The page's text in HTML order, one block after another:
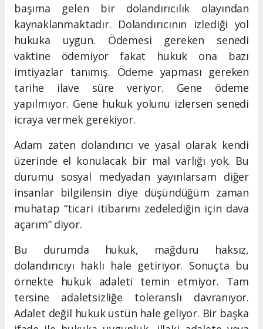
başıma gelen bir dolandırıcılık olayından
kaynaklanmaktadır. Dolandırıcının izlediği yol
hukuka uygun. Ödemesi gereken senedi
vaktine ödemiyor fakat hukuk ona bazı
imtiyazlar tanımış. Ödeme yapması gereken
tarihe ilave süre veriyor. Gene ödeme
yapılmıyor. Gene hukuk yolunu izlersen senedi
icraya vermek gerekiyor.
Adam zaten dolandırıcı ve yasal olarak kendi
üzerinde el konulacak bir mal varlığı yok. Bu
durumu sosyal medyadan yayınlarsam diğer
insanlar bilgilensin diye düşündüğüm zaman
muhatap “ticari itibarımı zedelediğin için dava
açarım” diyor.
Bu durumda hukuk, mağduru haksız,
dolandırıcıyı haklı hale getiriyor. Sonuçta bu
örnekte hukuk adaleti temin etmiyor. Tam
tersine adaletsizliğe toleranslı davranıyor.
Adalet değil hukuk üstün hale geliyor. Bir başka